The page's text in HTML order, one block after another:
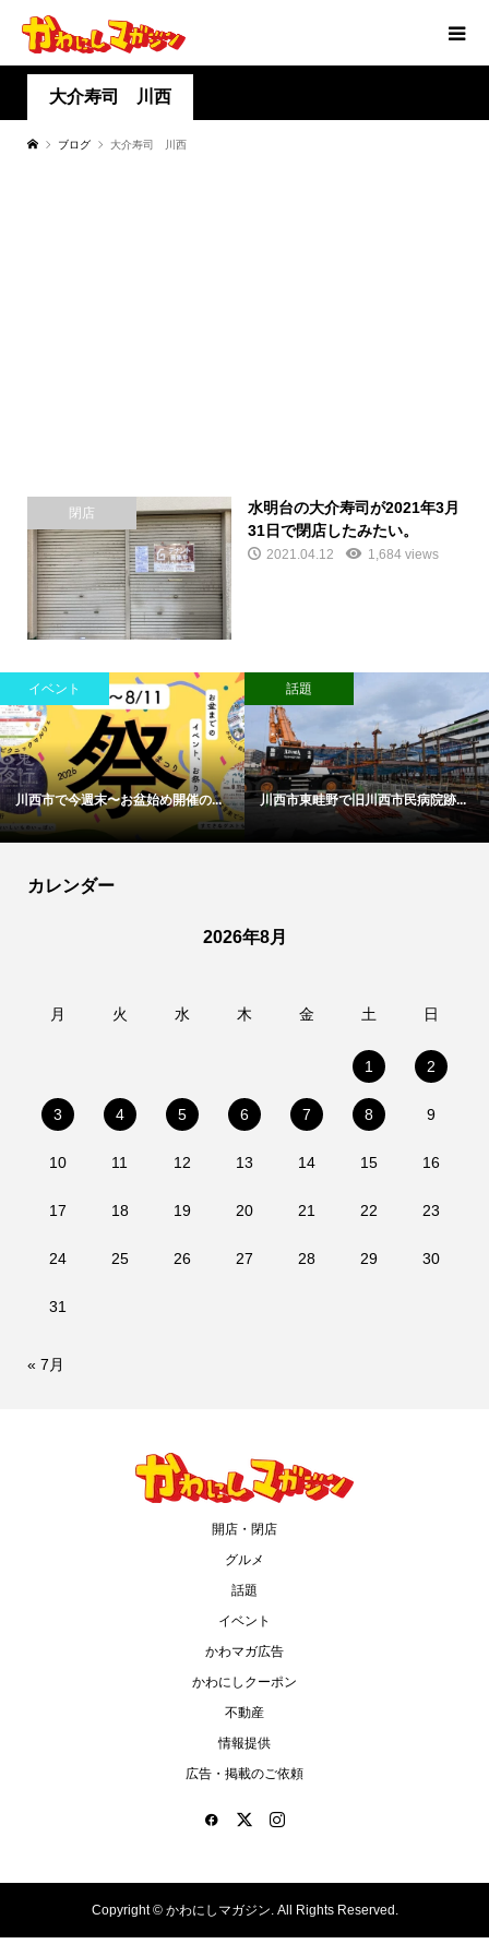
大介寿司 川西
ブログ 大介寿司 川西
閉店
水明台の大介寿司が2021年3月
31日で閉店したみたい。
2021.04.12 1,684 views
イベント
川西市で今週末〜お盆始め開催の...
話題
川西市東畦野で旧川西市民病院跡...
カレンダー
2026年8月
月 火 水 木 金 土 日
1 2
3 4 5 6 7 8 9
10 11 12 13 14 15 16
17 18 19 20 21 22 23
24 25 26 27 28 29 30
31
« 7月
開店・閉店
グルメ
話題
イベント
かわマガ広告
かわにしクーポン
不動産
情報提供
広告・掲載のご依頼
Copyright ©かわにしマガジン. All Rights Reserved.